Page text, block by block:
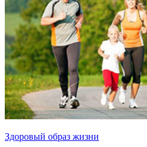
Здоровый образ жизни